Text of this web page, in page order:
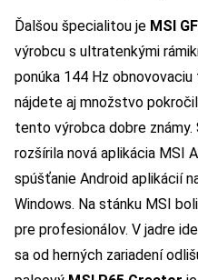
Ďalšou špecialitou je MSI
výrobcu s ultratenkými
ponúka 144 Hz
nájdete aj množstvo
tento výrobca dobre
rozšírila nová aplikácia MSI
spúšťanie Android aplikácií
Windows. Na stánku MSI
pre profesionálov. V jadre
sa od herných zariadení